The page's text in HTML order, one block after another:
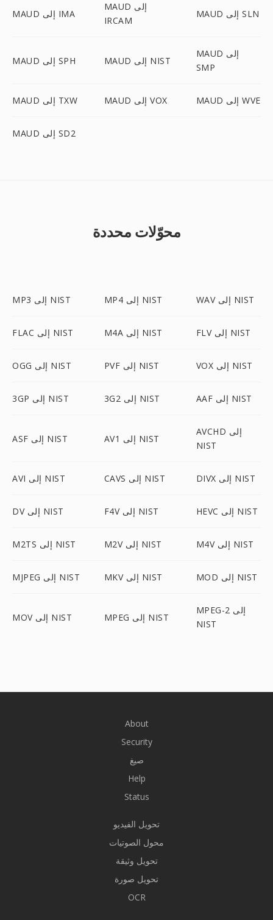
MAUD إلى IMA
MAUD إلى
IRCAM
MAUD إلى SLN
MAUD إلى SPH MAUD إلى NIST
MAUD إلى
SMP
MAUD إلى TXW MAUD إلى VOX MAUD إلى WVE
MAUD إلى SD2
محوّلات محددة
MP3 إلى NIST MP4 إلى NIST WAV إلى NIST
FLAC إلى NIST M4A إلى NIST FLV إلى NIST
OGG إلى NIST PVF إلى NIST VOX إلى NIST
3GP إلى NIST 3G2 إلى NIST AAF إلى NIST
ASF إلى NIST AV1 إلى NIST
AVCHD إلى
NIST
AVI إلى NIST CAVS إلى NIST DIVX إلى NIST
DV إلى NIST F4V إلى NIST HEVC إلى NIST
M2TS إلى NIST M2V إلى NIST M4V إلى NIST
MJPEG إلى NIST MKV إلى NIST MOD إلى NIST
MOV إلى NIST MPEG إلى NIST
MPEG-2 إلى
NIST
About
Security
صيغ
Help
Status
تحويل الفيديو
محول الصوتيات
تحويل وثيقة
تحويل صورة
OCR